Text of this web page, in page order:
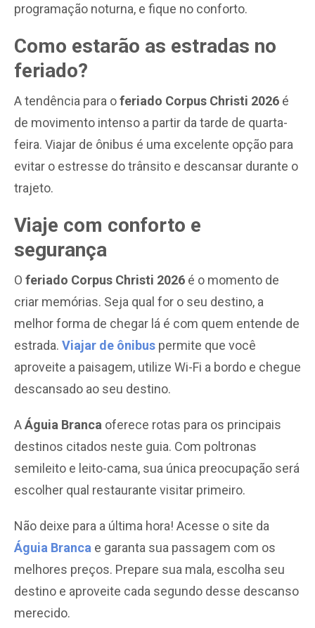
programação noturna, e fique no conforto.
Como estarão as estradas no
feriado?
A tendência para oferiado Corpus Christi 2026 é
de movimento intenso a partir da tarde de quarta-
feira. Viajar de ônibus é uma excelente opção para
evitar o estresse do trânsito e descansar durante o
trajeto.
Viaje com conforto e
segurança
O feriado Corpus Christi 2026 é o momento de
criar memórias. Seja qual for o seu destino, a
melhor forma de chegar lá é com quem entende de
estrada. Viajar de ônibus permite que você
aproveite a paisagem, utilize Wi-Fi a bordo e chegue
descansado ao seu destino.
AÁguia Branca oferece rotas para os principais
destinos citados neste guia. Com poltronas
semileito e leito-cama, sua única preocupação será
escolher qual restaurante visitar primeiro.
Não deixe para a última hora! Acesse o site da
Águia Branca e garanta sua passagem com os
melhores preços. Prepare sua mala, escolha seu
destino e aproveite cada segundo desse descanso
merecido.